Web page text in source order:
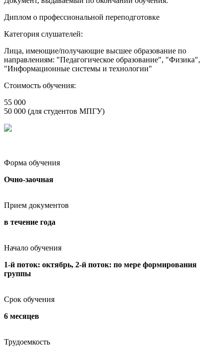
Диплом о профессиональной переподготовке
Категория слушателей:
Лица, имеющие/получающие высшее образование по
направлениям: "Педагогическое образование", "Физика",
"Информационные системы и технологии"
Стоимость обучения:
55 000
50 000 (для студентов МПГУ)
Форма обучения
Очно-заочная
Прием документов
в течение года
Начало обучения
1-й поток: октябрь, 2-й поток: по мере формирования
группы
Срок обучения
6 месяцев
Трудоемкость